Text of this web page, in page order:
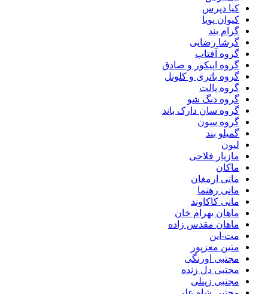
کیا دپرس
کیوان پویا
گرام بند
گرشا رضایی
گروه آفتاب
گروه اپیکور و صادق
گروه باتری و کلونل
گروه پالت
گروه دنگ شو
گروه سان دارک باند
گروه سون
گمیلو بند
لیون
مازیار فلاحی
ماکان
مانی ارمغان
مانی رهنما
مانی کاکاوند
ماهان بهرام خان
ماهان مقدس زاده
مت-این
متین معزپور
مجتبی اورنگی
مجتبی دل زنده
مجتبی زینلی